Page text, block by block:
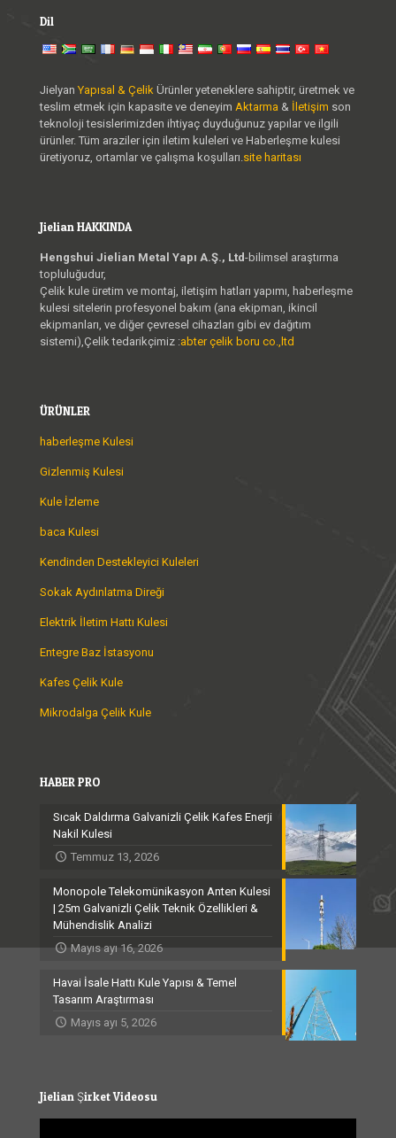
Dil
Jielyan Yapısal & Çelik Ürünler yeteneklere sahiptir, üretmek ve
teslim etmek için kapasite ve deneyim Aktarma & İletişim son
teknoloji tesislerimizden ihtiyaç duyduğunuz yapılar ve ilgili
ürünler. Tüm araziler için iletim kuleleri ve Haberleşme kulesi
üretiyoruz, ortamlar ve çalışma koşulları.site haritası
Jielian HAKKINDA
Hengshui Jielian Metal Yapı A.Ş., Ltd-bilimsel araştırma
topluluğudur,
Çelik kule üretim ve montaj, iletişim hatları yapımı, haberleşme
kulesi sitelerin profesyonel bakım (ana ekipman, ikincil
ekipmanları, ve diğer çevresel cihazları gibi ev dağıtım
sistemi),Çelik tedarikçimiz :abter çelik boru co.,ltd
ÜRÜNLER
haberleşme Kulesi
Gizlenmiş Kulesi
Kule İzleme
baca Kulesi
Kendinden Destekleyici Kuleleri
Sokak Aydınlatma Direği
Elektrik İletim Hattı Kulesi
Entegre Baz İstasyonu
Kafes Çelik Kule
Mikrodalga Çelik Kule
HABER PRO
Sıcak Daldırma Galvanizli Çelik Kafes Enerji
Nakil Kulesi
Temmuz 13, 2026
Monopole Telekomünikasyon Anten Kulesi
| 25m Galvanizli Çelik Teknik Özellikleri &
Mühendislik Analizi
Mayıs ayı 16, 2026
Havai İsale Hattı Kule Yapısı & Temel
Tasarım Araştırması
Mayıs ayı 5, 2026
Jielian Şirket Videosu